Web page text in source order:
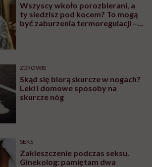
Wszyscy wkoło porozbierani, a
ty siedzisz pod kocem? To mogą
być zaburzenia termoregulacji –
ZDROWIE
Skąd się biorą skurcze w nogach?
Leki i domowe sposoby na
skurcze nóg
SEKS
Zakleszczenie podczas seksu.
Ginekolog: pamiętam dwa